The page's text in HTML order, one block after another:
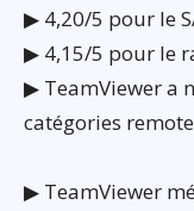
▶ 4,20/5 pour le
▶ 4,15/5 pour le
▶ TeamViewer a
catégories
▶ TeamViewer